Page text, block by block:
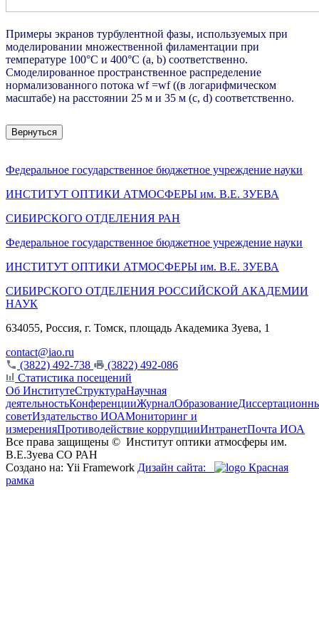
Примеры экранов турбулентной фазы, используемых при
моделировании множественной филаментации при
температуре 100°C и 400°C (a, b) соответственно.
Смоделированное пространственное распределение
нормализованного потока wf =wf ((в логарифмическом
масштабе) на расстоянии 25 м и 35 м (c, d) соответственно.
Вернуться
Федеральное государственное бюджетное учреждение науки
ИНСТИТУТ ОПТИКИ АТМОСФЕРЫ им. В.Е. ЗУЕВА
СИБИРСКОГО ОТДЕЛЕНИЯ РАН
Федеральное государственное бюджетное учреждение науки
ИНСТИТУТ ОПТИКИ АТМОСФЕРЫ им. В.Е. ЗУЕВА
СИБИРСКОГО ОТДЕЛЕНИЯ РОССИЙСКОЙ АКАДЕМИИ
НАУК
634055, Россия, г. Томск, площадь Академика Зуева, 1
contact@iao.ru
(3822) 492-738
(3822) 492-086
Статистика посещений
Об ИнститутеСтруктураНаучная
деятельностьКонференцииЖурналОбразование
советИздательство ИОАМониторинг и
измеренияПротиводействие коррупцииИнтранетПочта ИОА
Все права защищены © Институт оптики атмосферы им.
В.Е.Зуева СО РАН
Создано на: Yii Framework Дизайн сайта:
Красная
рамка